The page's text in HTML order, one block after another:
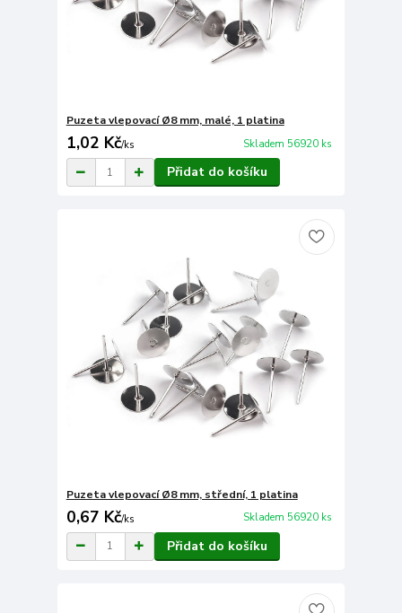
Puzeta vlepovací Ø8 mm, malé, 1 platina
1,02 Kč/ks Skladem 56920 ks
Přidat do košíku
Puzeta vlepovací Ø8 mm, střední, 1 platina
0,67 Kč/ks Skladem 56920 ks
Přidat do košíku